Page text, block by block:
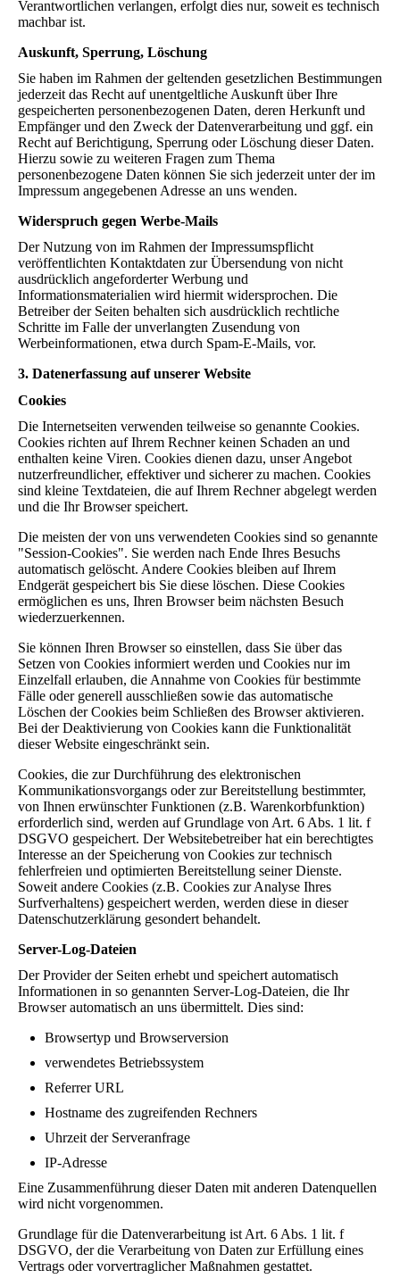
Verantwortlichen verlangen, erfolgt dies nur, soweit es technisch
machbar ist.
Auskunft, Sperrung, Löschung
Sie haben im Rahmen der geltenden gesetzlichen Bestimmungen
jederzeit das Recht auf unentgeltliche Auskunft über Ihre
gespeicherten personenbezogenen Daten, deren Herkunft und
Empfänger und den Zweck der Datenverarbeitung und ggf. ein
Recht auf Berichtigung, Sperrung oder Löschung dieser Daten.
Hierzu sowie zu weiteren Fragen zum Thema
personenbezogene Daten können Sie sich jederzeit unter der im
Impressum angegebenen Adresse an uns wenden.
Widerspruch gegen Werbe-Mails
Der Nutzung von im Rahmen der Impressumspflicht
veröffentlichten Kontaktdaten zur Übersendung von nicht
ausdrücklich angeforderter Werbung und
Informationsmaterialien wird hiermit widersprochen. Die
Betreiber der Seiten behalten sich ausdrücklich rechtliche
Schritte im Falle der unverlangten Zusendung von
Werbeinformationen, etwa durch Spam-E-Mails, vor.
3. Datenerfassung auf unserer Website
Cookies
Die Internetseiten verwenden teilweise so genannte Cookies.
Cookies richten auf Ihrem Rechner keinen Schaden an und
enthalten keine Viren. Cookies dienen dazu, unser Angebot
nutzerfreundlicher, effektiver und sicherer zu machen. Cookies
sind kleine Textdateien, die auf Ihrem Rechner abgelegt werden
und die Ihr Browser speichert.
Die meisten der von uns verwendeten Cookies sind so genannte
"Session-Cookies". Sie werden nach Ende Ihres Besuchs
automatisch gelöscht. Andere Cookies bleiben auf Ihrem
Endgerät gespeichert bis Sie diese löschen. Diese Cookies
ermöglichen es uns, Ihren Browser beim nächsten Besuch
wiederzuerkennen.
Sie können Ihren Browser so einstellen, dass Sie über das
Setzen von Cookies informiert werden und Cookies nur im
Einzelfall erlauben, die Annahme von Cookies für bestimmte
Fälle oder generell ausschließen sowie das automatische
Löschen der Cookies beim Schließen des Browser aktivieren.
Bei der Deaktivierung von Cookies kann die Funktionalität
dieser Website eingeschränkt sein.
Cookies, die zur Durchführung des elektronischen
Kommunikationsvorgangs oder zur Bereitstellung bestimmter,
von Ihnen erwünschter Funktionen (z.B. Warenkorbfunktion)
erforderlich sind, werden auf Grundlage von Art. 6 Abs. 1 lit. f
DSGVO gespeichert. Der Websitebetreiber hat ein berechtigtes
Interesse an der Speicherung von Cookies zur technisch
fehlerfreien und optimierten Bereitstellung seiner Dienste.
Soweit andere Cookies (z.B. Cookies zur Analyse Ihres
Surfverhaltens) gespeichert werden, werden diese in dieser
Datenschutzerklärung gesondert behandelt.
Server-Log-Dateien
Der Provider der Seiten erhebt und speichert automatisch
Informationen in so genannten Server-Log-Dateien, die Ihr
Browser automatisch an uns übermittelt. Dies sind:
Browsertyp und Browserversion
verwendetes Betriebssystem
Referrer URL
Hostname des zugreifenden Rechners
Uhrzeit der Serveranfrage
IP-Adresse
Eine Zusammenführung dieser Daten mit anderen Datenquellen
wird nicht vorgenommen.
Grundlage für die Datenverarbeitung ist Art. 6 Abs. 1 lit. f
DSGVO, der die Verarbeitung von Daten zur Erfüllung eines
Vertrags oder vorvertraglicher Maßnahmen gestattet.